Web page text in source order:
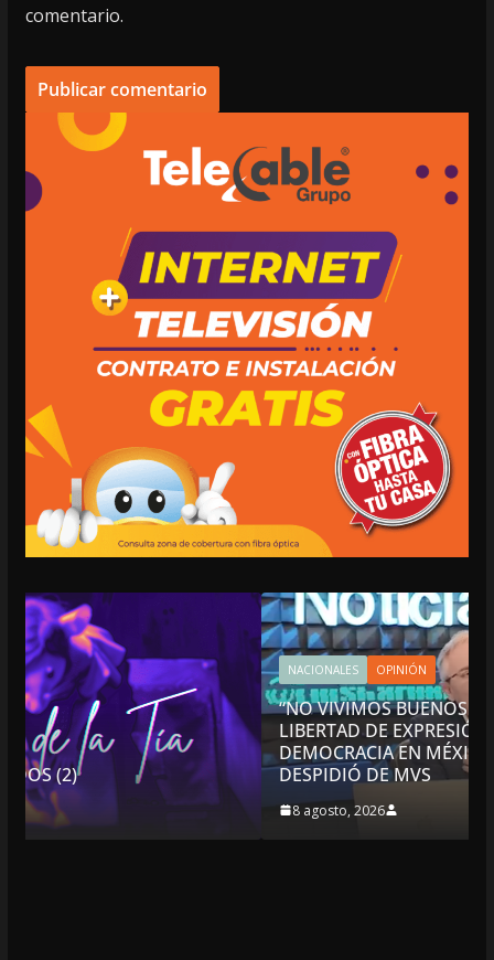
comentario.
NACIONALES OPINIÓN
“NO VIVIMOS BUENOS TIEMPOS PARA LA
LIBERTAD DE EXPRESIÓN NI PARA LA
DEMOCRACIA EN MÉXICO”: LUIS CÁRDENAS; SE
DESPIDIÓ DE MVS
8 agosto, 2026